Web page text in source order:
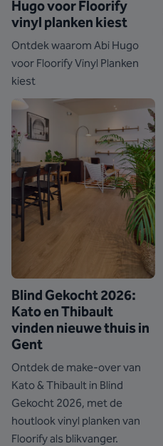
Hugo voor Floorify
vinyl planken kiest
Ontdek waarom Abi Hugo
voor Floorify Vinyl Planken
kiest
Blind Gekocht 2026:
Kato en Thibault
vinden nieuwe thuis in
Gent
Ontdek de make-over van
Kato & Thibault in Blind
Gekocht 2026, met de
houtlook vinyl planken van
Floorify als blikvanger.